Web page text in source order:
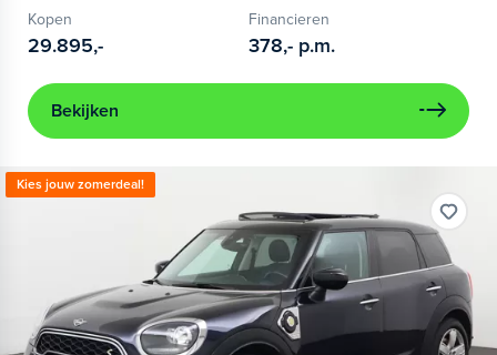
Kopen
29.895,-
Financieren
378,- p.m.
Bekijken
Kies jouw zomerdeal!